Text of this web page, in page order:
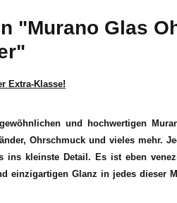
"Murano Glas
Extra-Klasse!
und hochwertigen
Ohrschmuck und vieles
kleinste Detail. Es ist eben
einzigartigen Glanz in jedes dieser